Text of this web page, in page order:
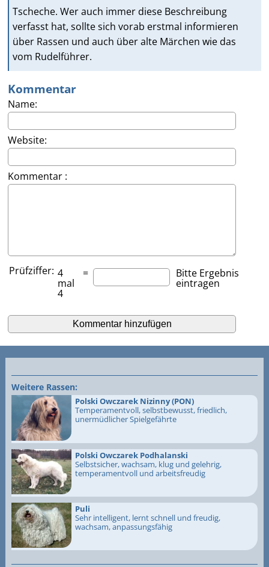
Tscheche. Wer auch immer diese Beschreibung
verfasst hat, sollte sich vorab erstmal informieren
über Rassen und auch über alte Märchen wie das
vom Rudelführer.
Kommentar
Name:
Website:
Kommentar :
Prüfziffer: 4
mal
4
= Bitte Ergebnis
eintragen
Weitere Rassen:
Polski Owczarek Nizinny (PON)
Temperamentvoll, selbstbewusst, friedlich,
unermüdlicher Spielgefährte
Polski Owczarek Podhalanski
Selbstsicher, wachsam, klug und gelehrig,
temperamentvoll und arbeitsfreudig
Puli
Sehr intelligent, lernt schnell und freudig,
wachsam, anpassungsfähig